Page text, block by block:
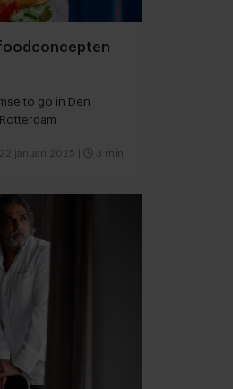
to go in Den
22 januari 2025 3 min